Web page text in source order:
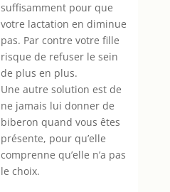
suffisamment pour que
votre lactation en diminue
pas. Par contre votre fille
risque de refuser le sein
de plus en plus.
Une autre solution est de
ne jamais lui donner de
biberon quand vous êtes
présente, pour qu’elle
comprenne qu’elle n’a pas
le choix.